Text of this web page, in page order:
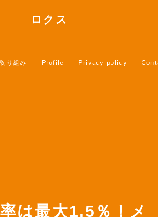
ロクス
り組み Profile Privacy policy
は最大1.5％！メ